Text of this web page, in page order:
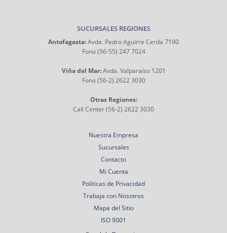
SUCURSALES REGIONES
Antofagasta:Avda. Pedro Aguirre Cerda 7190
Fono (56-55) 247 7024
Viña del Mar:Avda. Valparaíso 1201
Fono (56-2) 2622 3030
Otras Regiones:
Call Center (56-2) 2622 3030
Nuestra Empresa
Sucursales
Contacto
Mi Cuenta
Políticas de Privacidad
Trabaja con Nosotros
Mapa del Sitio
ISO 9001